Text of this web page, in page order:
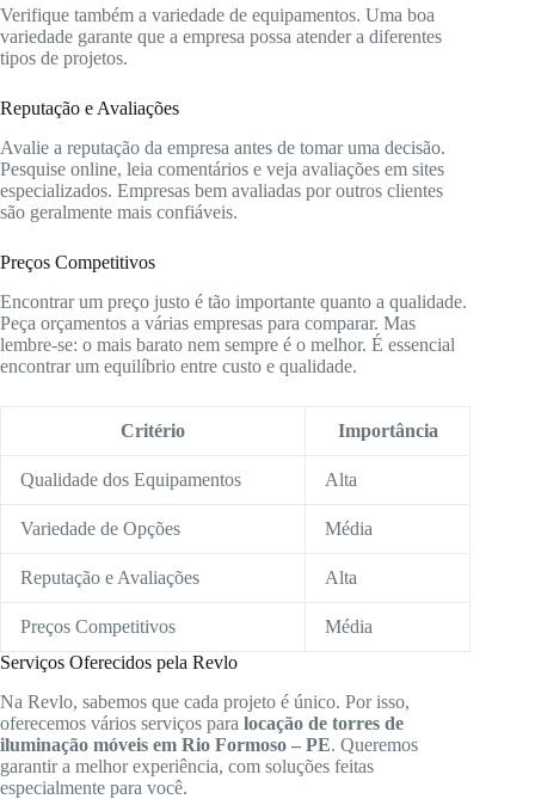
Verifique também a variedade de equipamentos. Uma boa
variedade garante que a empresa possa atender a diferentes
tipos de projetos.
Reputação e Avaliações
Avalie a reputação da empresa antes de tomar uma decisão.
Pesquise online, leia comentários e veja avaliações em sites
especializados. Empresas bem avaliadas por outros clientes
são geralmente mais confiáveis.
Preços Competitivos
Encontrar um preço justo é tão importante quanto a qualidade.
Peça orçamentos a várias empresas para comparar. Mas
lembre-se: o mais barato nem sempre é o melhor. É essencial
encontrar um equilíbrio entre custo e qualidade.
Critério Importância
Qualidade dos Equipamentos Alta
Variedade de Opções Média
Reputação e Avaliações Alta
Preços Competitivos
Média
Serviços Oferecidos pela Revlo
Na Revlo, sabemos que cada projeto é único. Por isso,
oferecemos vários serviços para locação de torres de
iluminação móveis em Rio Formoso – PE. Queremos
garantir a melhor experiência, com soluções feitas
especialmente para você.